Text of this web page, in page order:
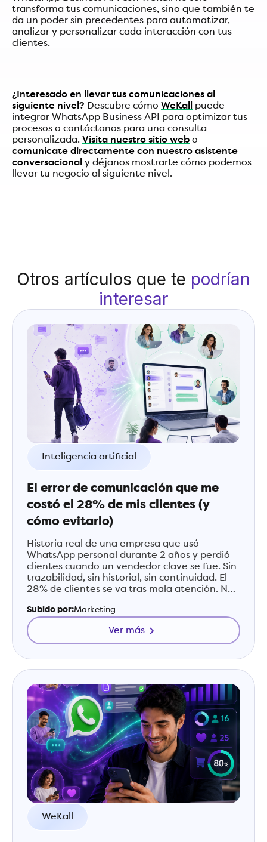
transforma tus comunicaciones, sino que también te
da un poder sin precedentes para automatizar,
analizar y personalizar cada interacción con tus
clientes.
¿Interesado en llevar tus comunicaciones al
siguiente nivel? Descubre cómo WeKall
puede
integrar WhatsApp Business API para optimizar tus
procesos o contáctanos para una consulta
personalizada. Visita nuestro sitio web o
comunícate directamente con nuestro asistente
conversacional y déjanos mostrarte cómo podemos
llevar tu negocio al siguiente nivel.
Otros artículos que te podrían
interesar
Inteligencia artificial
El error de comunicación que me
costó el 28% de mis clientes (y
cómo evitarlo)
Historia real de una empresa que usó
WhatsApp personal durante 2 años y perdió
clientes cuando un vendedor clave se fue. Sin
trazabilidad, sin historial, sin continuidad. El
28% de clientes se va tras mala atención. No
Subido por:Marketing
Ver más
WeKall